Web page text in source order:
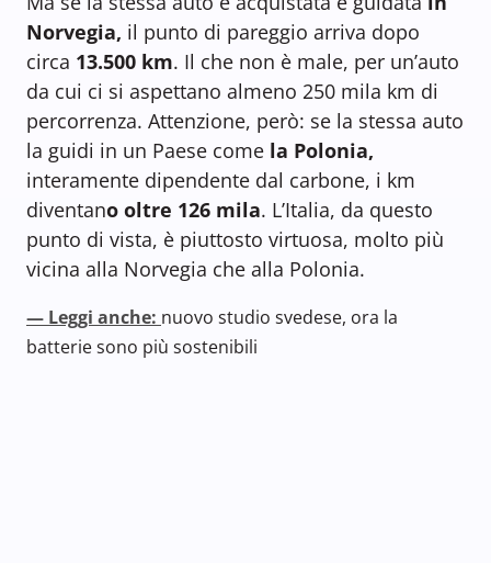
Norvegia, il punto di pareggio arriva dopo
circa 13.500 km. Il che non è male, per un’auto
da cui ci si aspettano almeno 250 mila km di
percorrenza. Attenzione, però: se la stessa auto
la guidi in un Paese come la Polonia,
interamente dipendente dal carbone, i km
diventano oltre 126 mila. L’Italia, da questo
punto di vista, è piuttosto virtuosa, molto più
vicina alla Norvegia che alla Polonia.
— Leggi anche: nuovo studio svedese, ora la
batterie sono più sostenibili